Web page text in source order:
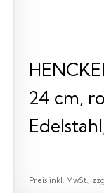
24 cm,
Preis inkl. MwSt.,